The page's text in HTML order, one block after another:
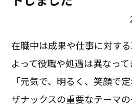
在職中は成果や仕事に対す
よって役職や処遇は異なっ
「元気で、明るく、笑顔で
ザナックスの重要なテーマの